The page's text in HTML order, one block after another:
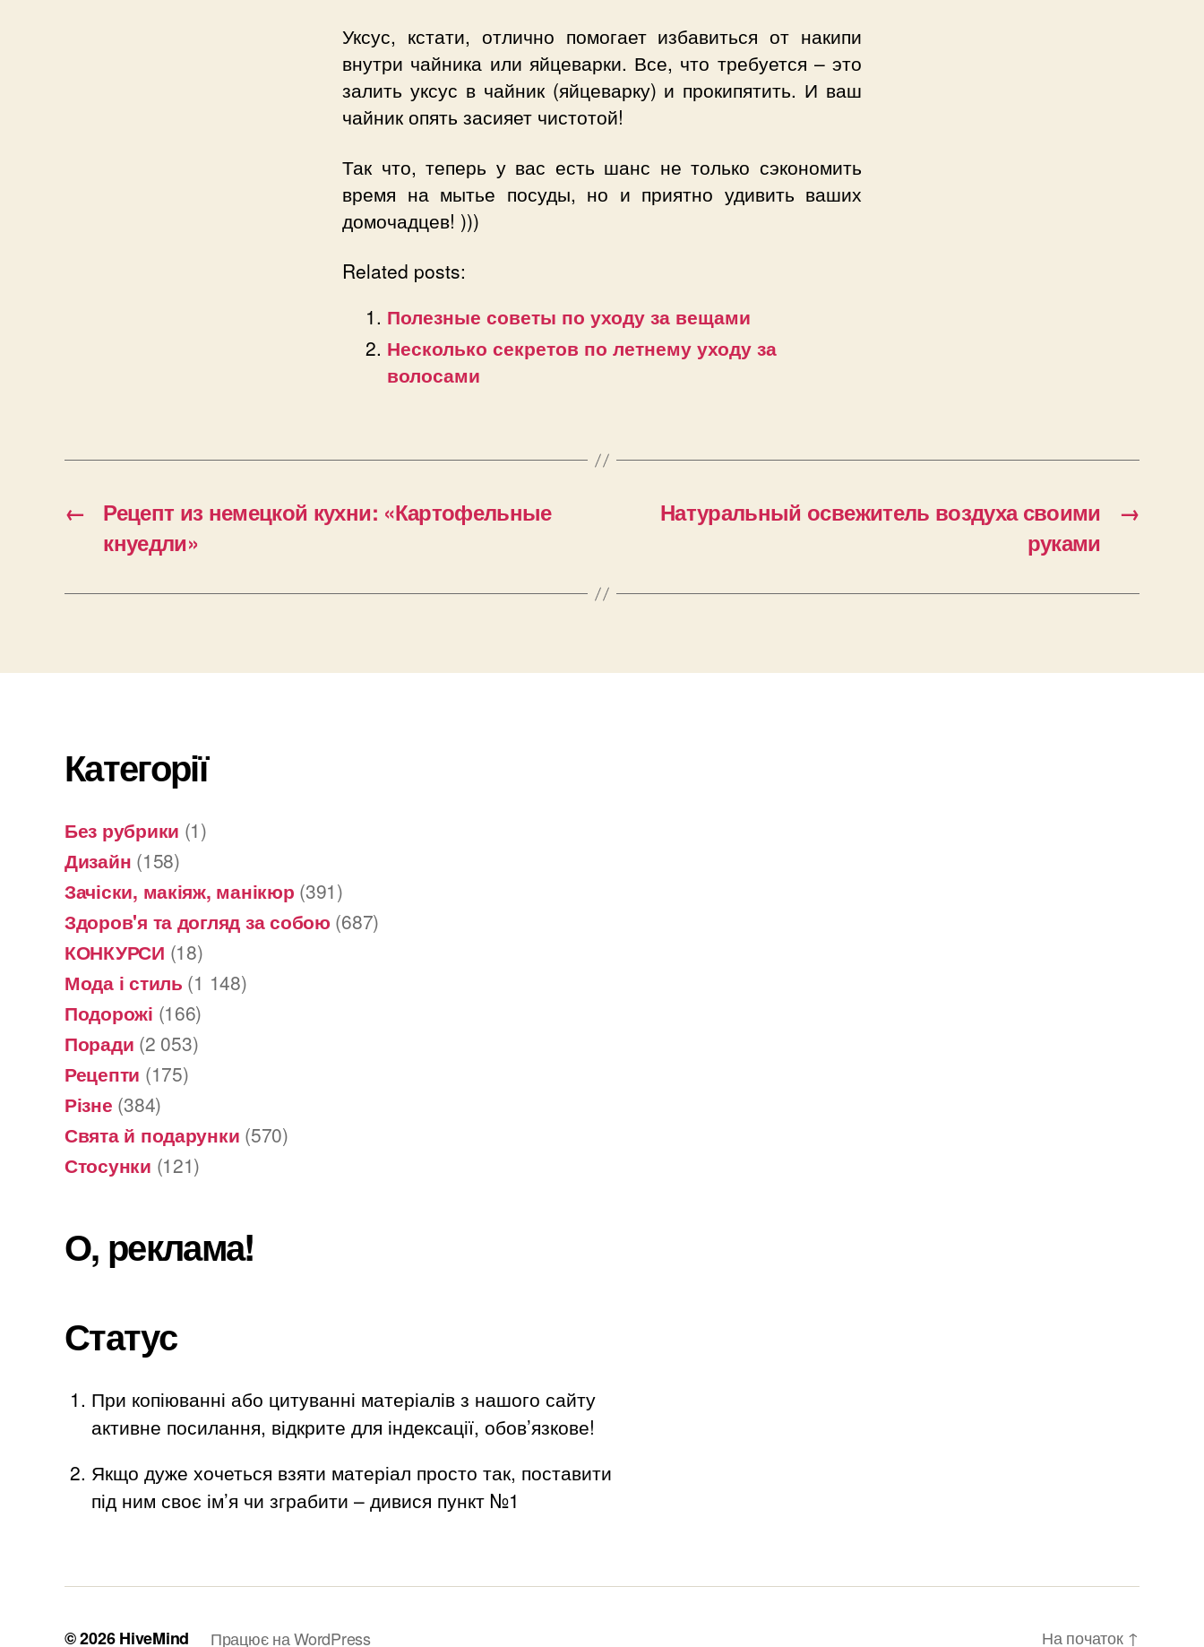
Уксус, кстати, отлично помогает избавиться от накипи
внутри чайника или яйцеварки. Все, что требуется – это
залить уксус в чайник (яйцеварку) и прокипятить. И ваш
чайник опять засияет чистотой!
Так что, теперь у вас есть шанс не только сэкономить
время на мытье посуды, но и приятно удивить ваших
домочадцев! )))
Related posts:
Полезные советы по уходу за вещами
Несколько секретов по летнему уходу за
волосами
←
Рецепт из немецкой кухни: «Картофельные
кнуедли»
→
Натуральный освежитель воздуха своими
руками
Категорії
Без рубрики (1)
Дизайн (158)
Зачіски, макіяж, манікюр (391)
Здоров'я та догляд за собою (687)
КОНКУРСИ (18)
Мода і стиль (1 148)
Подорожі (166)
Поради (2 053)
Рецепти (175)
Різне (384)
Свята й подарунки (570)
Стосунки (121)
О, реклама!
Статус
При копіюванні або цитуванні матеріалів з нашого сайту
активне посилання, відкрите для індексації, обов’язкове!
Якщо дуже хочеться взяти матеріал просто так, поставити
під ним своє ім’я чи зграбити – дивися пункт №1
© 2026HiveMind Працює на WordPress На початок ↑